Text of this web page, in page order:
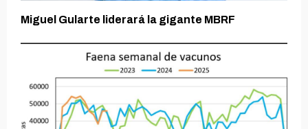
Miguel Gularte liderará la gigante MBRF